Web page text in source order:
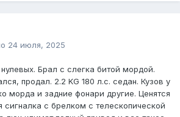
24 июля, 2025
Брал с слегка битой мордой.
продал. 2.2 KG 180 л.с. седан. Кузов у
морда и задние фонари другие. Ценятся
сигналка с брелком с телескопической